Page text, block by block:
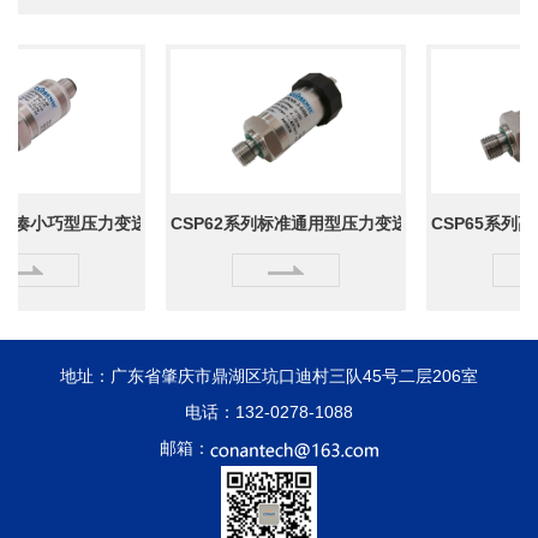
小巧型压力变送器 CSP62系列标准通用型压力变送器 CSP65系列高
地址：广东省肇庆市鼎湖区坑口迪村三队45号二层206室
电话：132-0278-1088
183-1279-0543
邮箱：